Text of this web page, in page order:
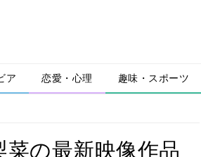
ア 恋愛・心理 趣味・スポーツ
の最新映像作品